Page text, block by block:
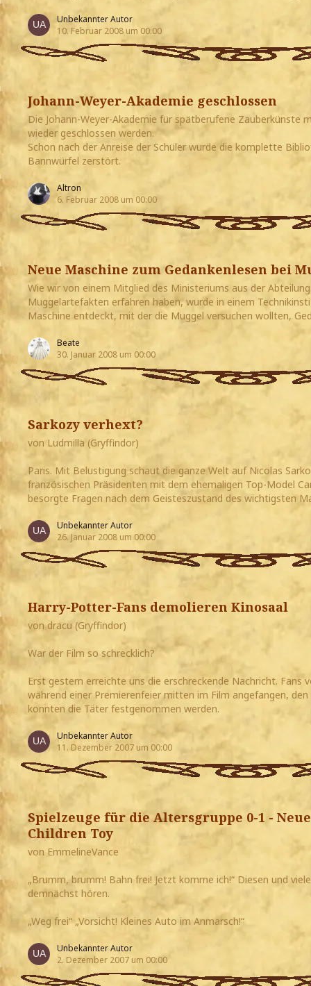
Unbekannter Autor
10. Februar 2008 um 00:00
Johann-Weyer-Akademie geschlossen
Die Johann-Weyer-Akademie für spätberufene Zauberkünste
wieder geschlossen werden.
Schon nach der Anreise der Schüler wurde die komplette
Bannwürfel zerstört.
Altron
6. Februar 2008 um 00:00
Neue Maschine zum Gedankenlesen bei
Wie wir von einem Mitglied des Ministeriums aus der
Muggelartefakten erfahren haben, wurde in einem
Maschine entdeckt, mit der die Muggel versuchen wollten,
Beate
30. Januar 2008 um 00:00
Sarkozy verhext?
von Ludmilla (Gryffindor)
Paris. Mit Belustigung schaut die ganze Welt auf Nicolas
französischen Präsidenten mit dem ehemaligen Top-Model
besorgte Fragen nach dem Geisteszustand des wichtigsten
Unbekannter Autor
26. Januar 2008 um 00:00
Harry-Potter-Fans demolieren Kinosaal
von dracu (Gryffindor)
War der Film so schrecklich?
Erst gestern erreichte uns die erschreckende Nachricht.
während einer Premierenfeier mitten im Film angefangen,
konnten die Täter festgenommen werden.
Unbekannter Autor
11. Dezember 2007 um 00:00
Spielzeuge für die Altersgruppe 0-1 -
Children Toy
von EmmelineVance
„Brumm, brumm! Bahn frei! Jetzt komme ich!“ Diesen und
demnächst hören.
„Weg frei“ „Vorsicht! Kleines Auto im Anmarsch!“
Unbekannter Autor
2. Dezember 2007 um 00:00